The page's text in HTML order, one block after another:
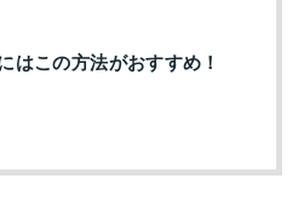
はこの方法がおすすめ！